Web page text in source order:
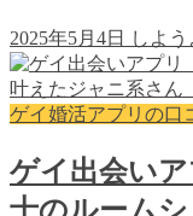
2025年5月4日 しよう
ゲイ婚活アプリの口
ゲイ出会い
士のルーム